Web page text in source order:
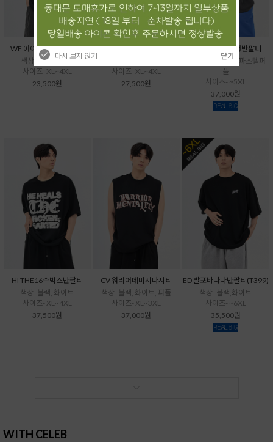
WF 아이스소로나반팔티
색상- 블랙,화이트
사이즈- XL~4XL
23,500원
WF 배색소로나반팔티
사이즈- XL~4XL
27,500원
VU 곰세마리급행반팔티
색상- 다크그레이, 파스텔퍼
플
사이즈- ~5XL
37,000원
HI THE16수박스반팔티
색상- 블랙, 화이트
사이즈- XL~4XL
37,500원
CV 워리어데미지나시티
색상- 블랙, 화이트, 퍼플
사이즈- XL~3XL
37,000원
ED 발포바나나반팔티(T399)
색상- 블랙,화이트
사이즈- ~6XL
35,500원
WITH CELEB
다시 보지 않기 닫기